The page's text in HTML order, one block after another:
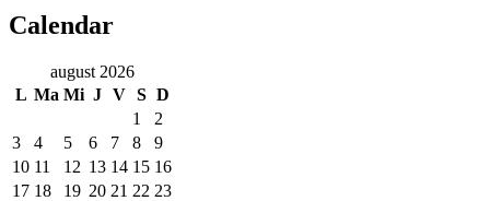
Calendar
august 2026
L Ma Mi J V S D
1
2
3
4 5 6 7 8
9
10 11 12 13 14 15 16
17 18 19 20 21 22 23